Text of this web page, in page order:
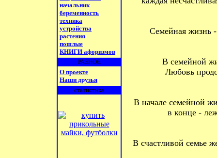
начальник
беременность
техника
устройства
растения
пошлые
КНИГИ афоризмов
РАЗНОЕ
О проекте
Наши друзья
статистика
Семейная жизнь -
В семейной
Любовь
В начале семейной
в конце -
В счастливой семье